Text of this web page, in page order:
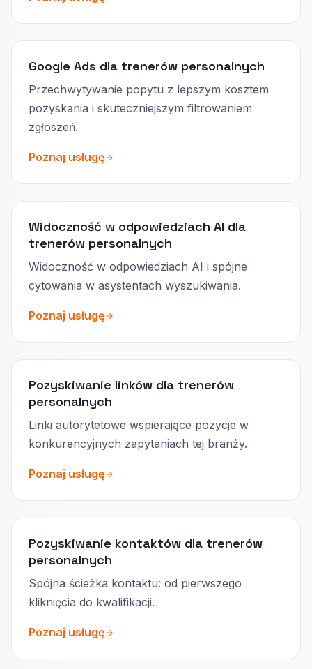
Google Ads dla trenerów personalnych
Przechwytywanie popytu z lepszym kosztem
pozyskania i skuteczniejszym filtrowaniem
zgłoszeń.
Poznaj usługę
Widoczność w odpowiedziach AI dla
trenerów personalnych
Widoczność w odpowiedziach AI i spójne
cytowania w asystentach wyszukiwania.
Poznaj usługę
Pozyskiwanie linków dla trenerów
personalnych
Linki autorytetowe wspierające pozycje w
konkurencyjnych zapytaniach tej branży.
Poznaj usługę
Pozyskiwanie kontaktów dla trenerów
personalnych
Spójna ścieżka kontaktu: od pierwszego
kliknięcia do kwalifikacji.
Poznaj usługę